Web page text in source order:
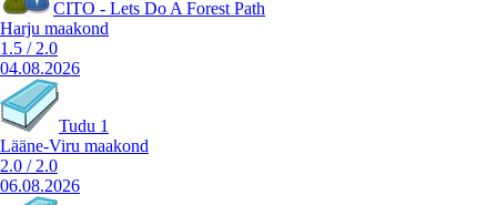
CITO - Lets Do A Forest Path
Harju maakond
1.5 / 2.0
04.08.2026
Tudu 1
Lääne-Viru maakond
2.0 / 2.0
06.08.2026